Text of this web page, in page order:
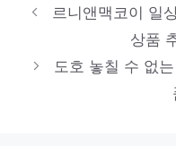
일상에 반짝임을
르니앤맥코이 일
상품
도호 놓칠 수 없